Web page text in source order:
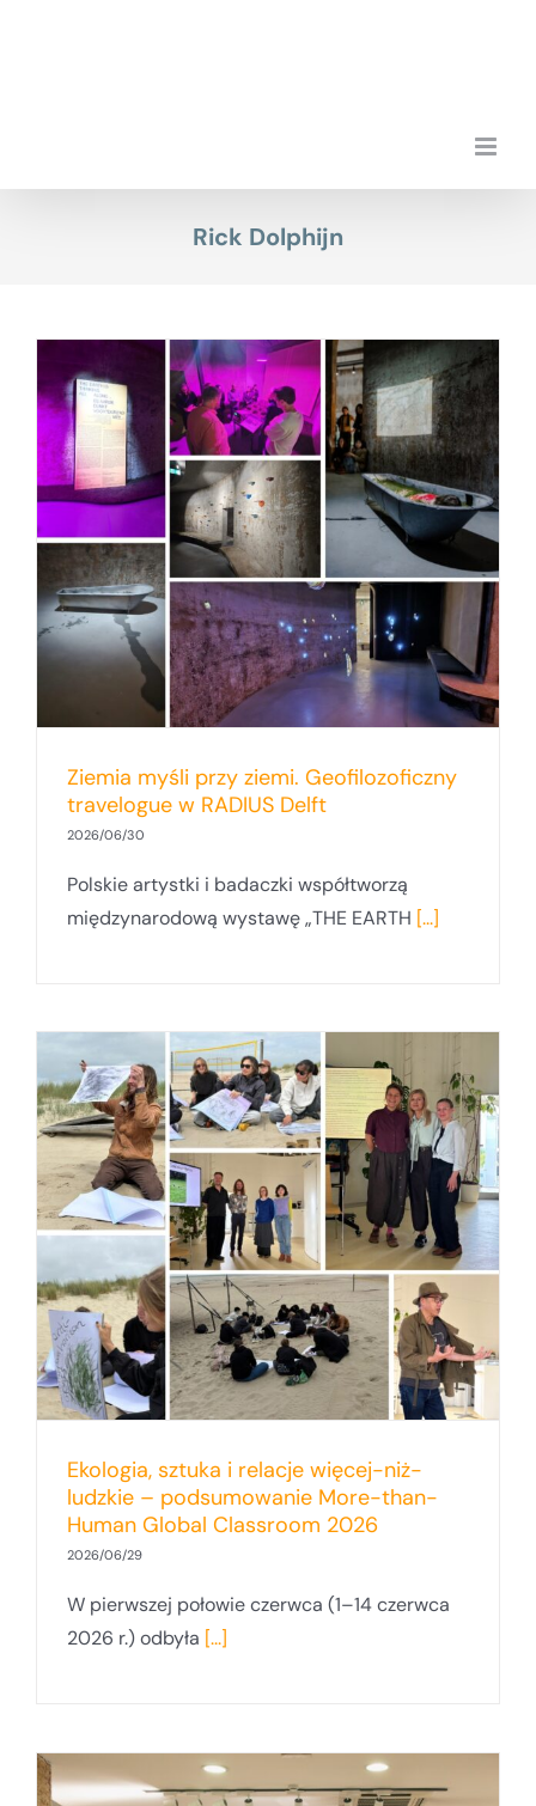
Rick Dolphijn
Ziemia myśli przy ziemi. Geofilozoficzny
travelogue w RADIUS Delft
2026/06/30
Polskie artystki i badaczki współtworzą
międzynarodową wystawę „THE EARTH [...]
Ekologia, sztuka i relacje więcej-niż-
ludzkie – podsumowanie More-than-
Human Global Classroom 2026
2026/06/29
W pierwszej połowie czerwca (1–14 czerwca
2026 r.) odbyła [...]